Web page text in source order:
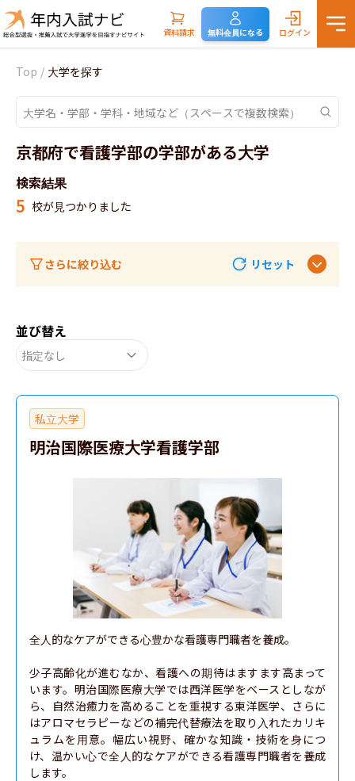
資料請求 無料会員になる ログイン
Top / 大学を探す
京都府で看護学部の学部がある大学
検索結果
5 校が見つかりました
さらに絞り込む リセット
並び替え
指定なし
私立大学
明治国際医療大学看護学部
全人的なケアができる心豊かな看護専門職者を養成。
少子高齢化が進むなか、看護への期待はますます高まって
います。明治国際医療大学では西洋医学をベースとしなが
ら、自然治癒力を高めることを重視する東洋医学、さらに
はアロマセラピーなどの補完代替療法を取り入れたカリキ
ュラムを用意。幅広い視野、確かな知識・技術を身につ
け、温かい心で全人的なケアができる看護専門職者を養成
します。